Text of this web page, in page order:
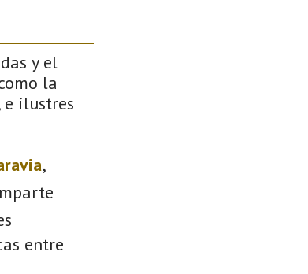
y el
la
ilustres
,
entre